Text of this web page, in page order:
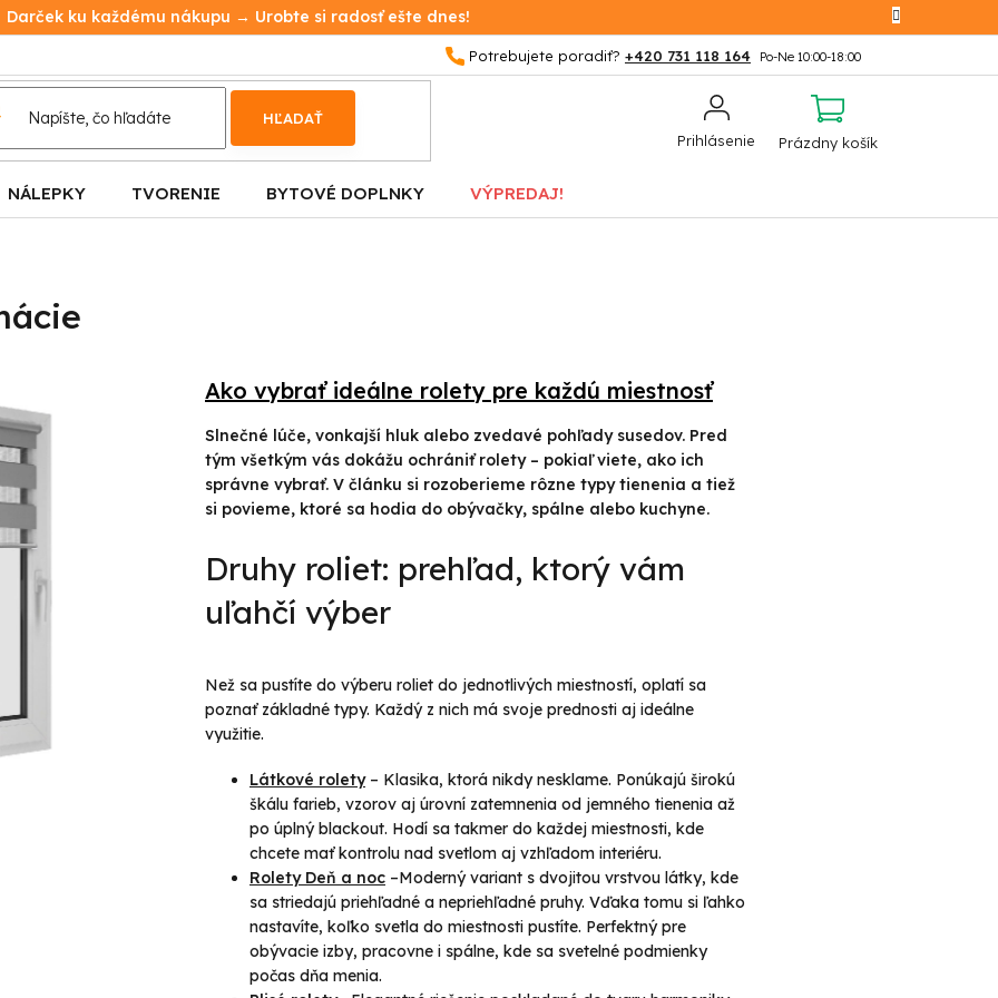
Darček ku každému nákupu → Urobte si radosť ešte dnes!
+420 731 118 164
Prihlásenie
HĽADAŤ
NÁKUPNÝ
Prázdny košík
NÁLEPKY TVORENIE BYTOVÉ DOPLNKY VÝPREDAJ!
Ako vybrať ideálne rolety pre každú miestnosť
Slnečné lúče, vonkajší hluk alebo zvedavé pohľady susedov. Pred
tým všetkým vás dokážu ochrániť rolety – pokiaľ viete, ako ich
správne vybrať. V článku si rozoberieme rôzne typy tienenia a tiež
si povieme, ktoré sa hodia do obývačky, spálne alebo kuchyne.
Druhy roliet: prehľad, ktorý vám
uľahčí výber
Než sa pustíte do výberu roliet do jednotlivých miestností, oplatí sa
poznať základné typy. Každý z nich má svoje prednosti aj ideálne
využitie.
Látkové rolety – Klasika, ktorá nikdy nesklame. Ponúkajú širokú
škálu farieb, vzorov aj úrovní zatemnenia od jemného tienenia až
po úplný blackout. Hodí sa takmer do každej miestnosti, kde
chcete mať kontrolu nad svetlom aj vzhľadom interiéru.
Rolety Deň a noc –Moderný variant s dvojitou vrstvou látky, kde
sa striedajú priehľadné a nepriehľadné pruhy. Vďaka tomu si ľahko
nastavíte, koľko svetla do miestnosti pustíte. Perfektný pre
obývacie izby, pracovne i spálne, kde sa svetelné podmienky
počas dňa menia.